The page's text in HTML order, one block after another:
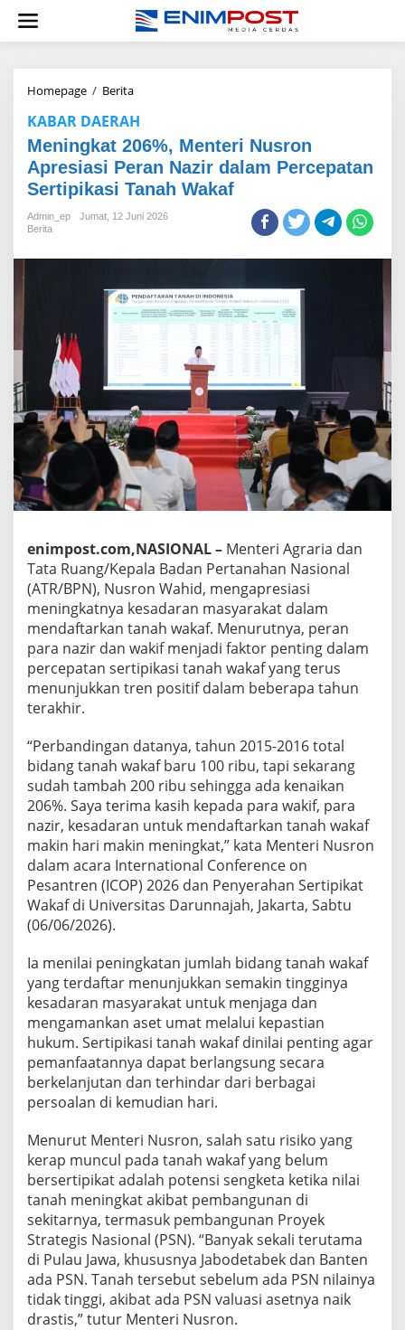
konten
Homepage / BeritaMeningkat
Menteri
Nusron
Apresiasi
Peran
Nazir
Percepatan
KABAR DAERAH
Meningkat 206%, Menteri Nusron
Apresiasi Peran Nazir dalam Percepatan
Sertipikasi Tanah Wakaf
Admin_ep
Jumat, 12 Juni 2026
Berita
enimpost.com,NASIONAL – Menteri Agraria dan
Tata Ruang/Kepala Badan Pertanahan Nasional
(ATR/BPN), Nusron Wahid, mengapresiasi
meningkatnya kesadaran masyarakat dalam
mendaftarkan tanah wakaf. Menurutnya, peran
para nazir dan wakif menjadi faktor penting dalam
percepatan sertipikasi tanah wakaf yang terus
menunjukkan tren positif dalam beberapa tahun
terakhir.
“Perbandingan datanya, tahun 2015-2016 total
bidang tanah wakaf baru 100 ribu, tapi sekarang
sudah tambah 200 ribu sehingga ada kenaikan
206%. Saya terima kasih kepada para wakif, para
nazir, kesadaran untuk mendaftarkan tanah wakaf
makin hari makin meningkat,” kata Menteri Nusron
dalam acara International Conference on
Pesantren (ICOP) 2026 dan Penyerahan Sertipikat
Wakaf di Universitas Darunnajah, Jakarta, Sabtu
(06/06/2026).
Ia menilai peningkatan jumlah bidang tanah wakaf
yang terdaftar menunjukkan semakin tingginya
kesadaran masyarakat untuk menjaga dan
mengamankan aset umat melalui kepastian
hukum. Sertipikasi tanah wakaf dinilai penting agar
pemanfaatannya dapat berlangsung secara
berkelanjutan dan terhindar dari berbagai
persoalan di kemudian hari.
Menurut Menteri Nusron, salah satu risiko yang
kerap muncul pada tanah wakaf yang belum
bersertipikat adalah potensi sengketa ketika nilai
tanah meningkat akibat pembangunan di
sekitarnya, termasuk pembangunan Proyek
Strategis Nasional (PSN). “Banyak sekali terutama
di Pulau Jawa, khususnya Jabodetabek dan Banten
ada PSN. Tanah tersebut sebelum ada PSN nilainya
tidak tinggi, akibat ada PSN valuasi asetnya naik
drastis,” tutur Menteri Nusron.